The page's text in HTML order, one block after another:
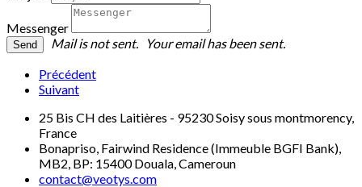
Messenger
Mail is not sent.
Your email has been sent.
Précédent
Suivant
25 Bis CH des Laitières - 95230 Soisy sous montmorency,
France
Bonapriso, Fairwind Residence (Immeuble BGFI Bank),
MB2, BP: 15400 Douala, Cameroun
contact@veotys.com